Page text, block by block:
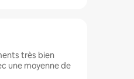
très bien
une moyenne de